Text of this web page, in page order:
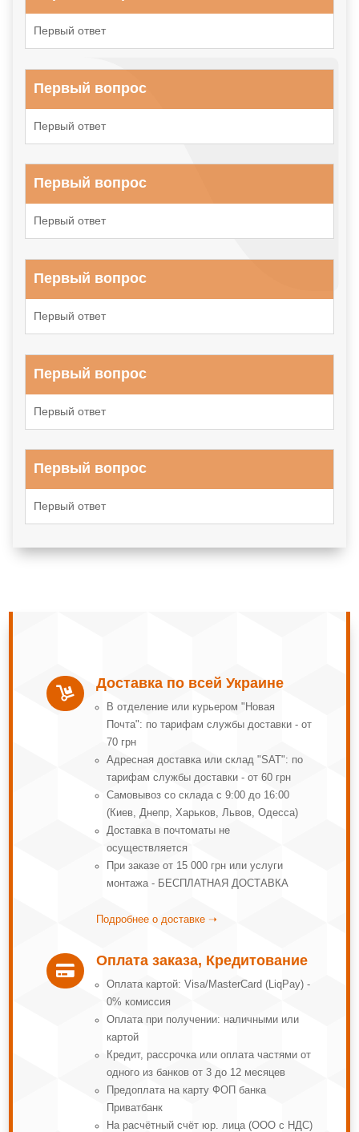
Первый ответ
Первый вопрос
Первый ответ
Первый вопрос
Первый ответ
Первый вопрос
Первый ответ
Первый вопрос
Первый ответ
Первый вопрос
Первый ответ

Доставка по всей Украине
В отделение или курьером "Новая
Почта": по тарифам службы доставки - от
70 грн
Адресная доставка или склад "SAT": по
тарифам службы доставки - от 60 грн
Самовывоз со склада с 9:00 до 16:00
(Киев, Днепр, Харьков, Львов, Одесса)
Доставка в почтоматы не
осуществляется
При заказе от 15 000 грн или услуги
монтажа - БЕСПЛАТНАЯ ДОСТАВКА
Подробнее о доставке ➝

Оплата заказа, Кредитование
Оплата картой: Visa/MasterCard (LiqPay) -
0% комиссия
Оплата при получении: наличными или
картой
Кредит, рассрочка или оплата частями от
одного из банков от 3 до 12 месяцев
Предоплата на карту ФОП банка
Приватбанк
На расчётный счёт юр. лица (ООО с НДС)